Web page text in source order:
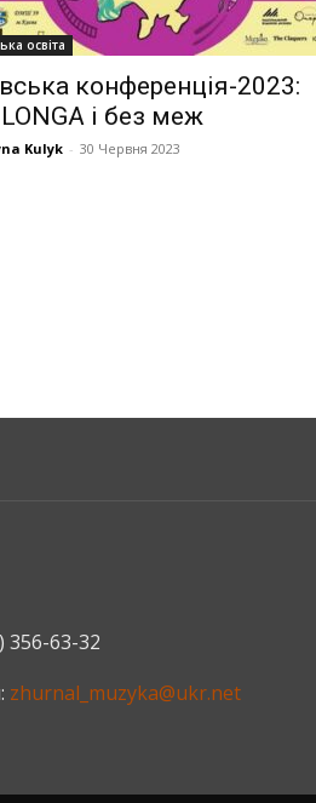
освіта
конференція-2023:
і без меж
Kulyk - 30 Червня 2023
356-63-32
zhurnal_muzyka@ukr.net